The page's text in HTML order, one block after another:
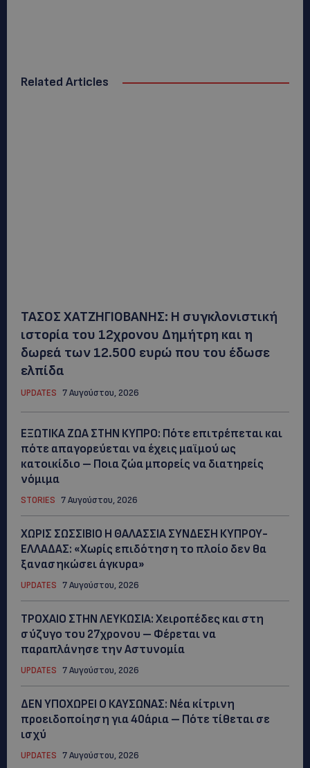
Related Articles
ΤΑΣΟΣ ΧΑΤΖΗΓΙΟΒΑΝΗΣ: Η συγκλονιστική
ιστορία του 12χρονου Δημήτρη και η
δωρεά των 12.500 ευρώ που του έδωσε
ελπίδα
UPDATES 7 Αυγούστου, 2026
ΕΞΩΤΙΚΑ ΖΩΑ ΣΤΗΝ ΚΥΠΡΟ: Πότε επιτρέπεται και
πότε απαγορεύεται να έχεις μαϊμού ως
κατοικίδιο – Ποια ζώα μπορείς να διατηρείς
νόμιμα
STORIES 7 Αυγούστου, 2026
ΧΩΡΙΣ ΣΩΣΣΙΒΙΟ Η ΘΑΛΑΣΣΙΑ ΣΥΝΔΕΣΗ ΚΥΠΡΟΥ-
ΕΛΛΑΔΑΣ: «Χωρίς επιδότηση το πλοίο δεν θα
ξανασηκώσει άγκυρα»
UPDATES 7 Αυγούστου, 2026
ΤΡΟΧΑΙΟ ΣΤΗΝ ΛΕΥΚΩΣΙΑ: Χειροπέδες και στη
σύζυγο του 27χρονου – Φέρεται να
παραπλάνησε την Αστυνομία
UPDATES 7 Αυγούστου, 2026
ΔΕΝ ΥΠΟΧΩΡΕΙ Ο ΚΑΥΣΩΝΑΣ: Νέα κίτρινη
προειδοποίηση για 40άρια – Πότε τίθεται σε
ισχύ
UPDATES 7 Αυγούστου, 2026